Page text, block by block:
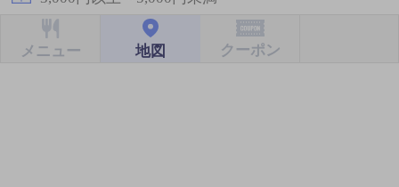
メニュー 地図 クーポン